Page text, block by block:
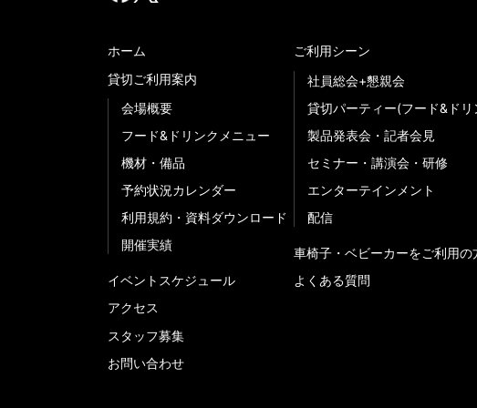
ホーム
貸切ご利用案内
会場概要
フード&ドリンクメニュー
機材・備品
予約状況カレンダー
利用規約・資料ダウンロード
開催実績
イベントスケジュール
アクセス
スタッフ募集
お問い合わせ
ご利用シーン
社員総会+懇親会
貸切パーティー(フード&ドリ
製品発表会・記者会見
セミナー・講演会・研修
エンターテインメント
配信
車椅子・ベビーカーをご利用の
よくある質問